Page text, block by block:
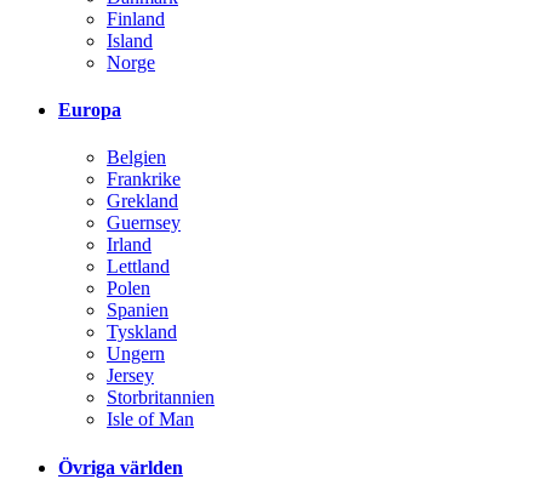
Finland
Island
Norge
Europa
Belgien
Frankrike
Grekland
Guernsey
Irland
Lettland
Polen
Spanien
Tyskland
Ungern
Jersey
Storbritannien
Isle of Man
Övriga världen